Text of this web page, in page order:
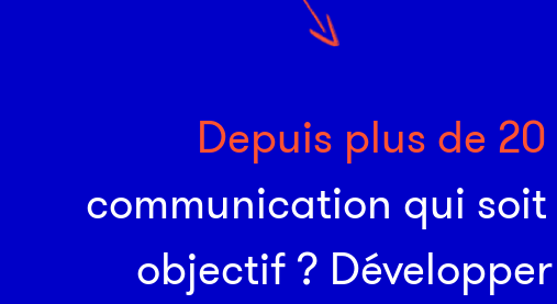
Depuis plus de 20
communication qui soit
objectif ? Développer